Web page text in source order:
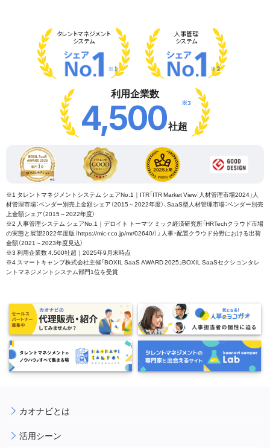
タレントマネジメント
システム
※1
人事管理
システム
※2
利用企業数
4,500社超
※3
※1 タレントマネジメントシステム シェアNo.1｜ITR「ITR Market View：人材管理市場2024」人
材管理市場：ベンダー別売上金額シェア（2015～2022年度）、SaaS型人材管理市場：ベンダー別売
上金額シェア（2015～2022年度）
※2 人事管理システム シェアNo.1｜デロイト トーマツ ミック経済研究所「HRTechクラウド市場
の実態と展望2022年度版（https://mic-r.co.jp/mr/02640/）」 人事・配置クラウド分野における出荷
金額（2021～2023年度見込）
※3 利用企業数 4,500社超｜2025年9月末時点
※4 スマートキャンプ株式会社主催「BOXIL SaaS AWARD 2025」BOXIL SaaSセクションタレ
ントマネジメントシステム部門1位を受賞
カオナビとは
活用シーン